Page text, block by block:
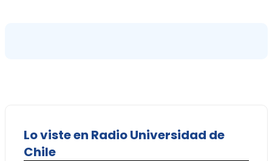
Lo viste en Radio Universidad de
Chile